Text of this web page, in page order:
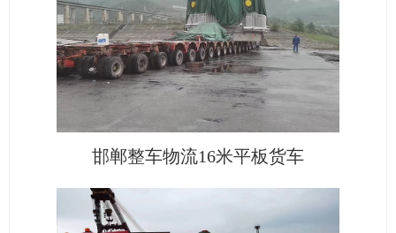
邯郸整车物流16米平板货车